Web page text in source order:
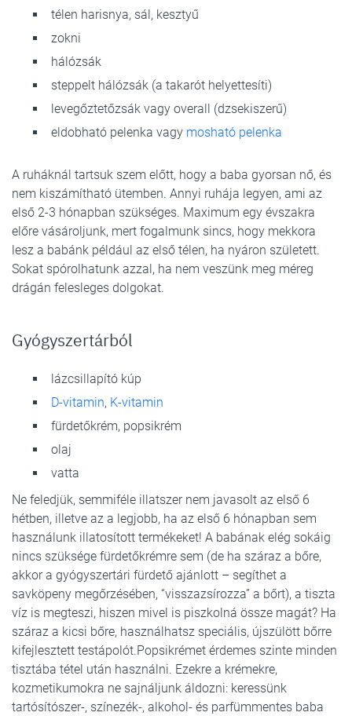
télen harisnya, sál, kesztyű
zokni
hálózsák
steppelt hálózsák (a takarót helyettesíti)
levegőztetőzsák vagy overall (dzsekiszerű)
eldobható pelenka vagy mosható pelenka
A ruháknál tartsuk szem előtt, hogy a baba gyorsan nő, és
nem kiszámítható ütemben. Annyi ruhája legyen, ami az
első 2-3 hónapban szükséges. Maximum egy évszakra
előre vásároljunk, mert fogalmunk sincs, hogy mekkora
lesz a babánk például az első télen, ha nyáron született.
Sokat spórolhatunk azzal, ha nem veszünk meg méreg
drágán felesleges dolgokat.
Gyógyszertárból
lázcsillapító kúp
D-vitamin, K-vitamin
fürdetőkrém, popsikrém
olaj
vatta
Ne feledjük, semmiféle illatszer nem javasolt az első 6
hétben, illetve az a legjobb, ha az első 6 hónapban sem
használunk illatosított termékeket! A babának elég sokáig
nincs szüksége fürdetőkrémre sem (de ha száraz a bőre,
akkor a gyógyszertári fürdető ajánlott – segíthet a
savköpeny megőrzésében, “visszazsírozza” a bőrt), a tiszta
víz is megteszi, hiszen mivel is piszkolná össze magát? Ha
száraz a kicsi bőre, használhatsz speciális, újszülött bőrre
kifejlesztett testápolót.Popsikrémet érdemes szinte minden
tisztába tétel után használni. Ezekre a krémekre,
kozmetikumokra ne sajnáljunk áldozni: keressünk
tartósítószer-, színezék-, alkohol- és parfümmentes baba